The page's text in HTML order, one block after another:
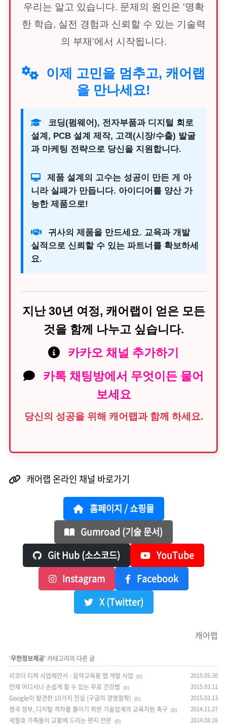
우리는 알고 있습니다. 문제의 원인은 '명확
한 학습, 실전 경험과 신뢰할 수 있는 기술력
의 부재'에서 시작됩니다.
이제 고민을 멈추고, 캐어랩
을 만나세요!
코딩(펌웨어), 전자부품과 디지털 회로
설계, PCB 설계 제작, 고객(시장/수출) 발굴
과 마케팅 전략으로 당신을 지원합니다.
제품 설계의 고수는 성공이 만든 게 아
니라 실패가 만듭니다. 아이디어를 양산 가
능한 제품으로!
귀사의 제품을 만드세요. 교육과 개발
실적으로 신뢰할 수 있는 파트너를 확보하세
요.
지난 30년 여정, 캐어랩이 얻은 모든
것을 함께 나누고 싶습니다.
카카오 채널 추가하기
카톡 채팅방에서 무엇이든 물어
보세요
당신의 성공을 위해 캐어랩과 함께 하세요.
캐어랩 온라인 채널 바로가기
홈페이지 / 쇼핑몰
Gumroad (기술 문서)
Git Hub (소스코드)
YouTube
Instagram
Facebook
X (Twitter)
캐어랩
'무한정보제공' 카테고리의 다른 글
리코더 티쳐 사업제안서 - 음악교육용 앱 개발 사업
(0) 2015.05.30
언제 어디서나 손쉽게 할 수 있는 무료 건강법 (0) 2015.03.11
Google이 발견한 10가지 진실 (구글의 경영철학) (0) 2015.02.13
영국 정부, 디지털 격차를 줄이기 위한 기술업계의 교육지원 촉구 (0) 2014.11.27
세월호 가족들이 교황께 드리는 편지 전문 (0) 2014.08.16